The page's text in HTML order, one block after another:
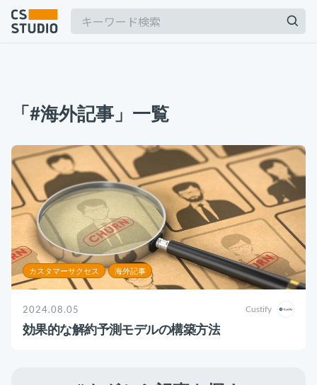
記事
サービス
keyboard_arrow_down
コンサル・トレーニング
コンサルティング
ブートキャンプ
CS人材育成プログラム
運用代行・人材派遣
ル作成やタスク管理のテクニックを紹介
2025.06.06
BPaaSに取り組む注目企業一覧（2025年版）
BPO BPaaS
2024.11.07
サボタージュマニュアルとは？組織の内部崩壊
に関するバイブル
組織作り
意外と知らない？Google スプレッドシート関
数の落とし穴 ～集計作業を効率化する4つの
「#海外記事」一覧
カスタマーサクセス 海外記事
2024.08.05 Custify
効果的な解約予測モデルの構築方法